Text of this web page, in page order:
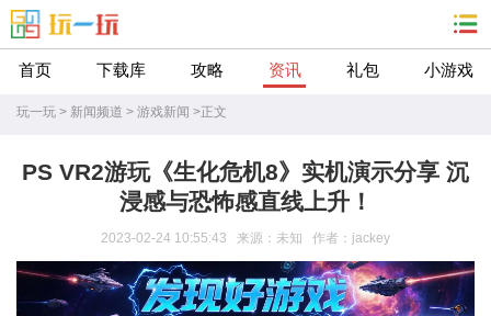
首页 下载库 攻略 资讯 礼包 小游戏
玩一玩 > 新闻频道 > 游戏新闻 >正文
PS VR2游玩《生化危机8》实机演示分享 沉
浸感与恐怖感直线上升！
2023-02-24 10:55:43 来源：未知 作者：jackey